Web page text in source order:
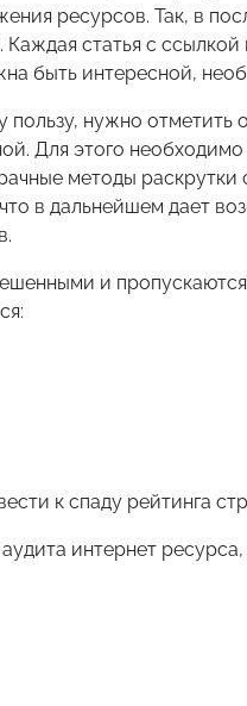
ресурсов. Так, в
статья с
быть интересной,
нужно отметить
Для этого
методы раскрутки
в дальнейшем дает
и
к спаду рейтинга
интернет